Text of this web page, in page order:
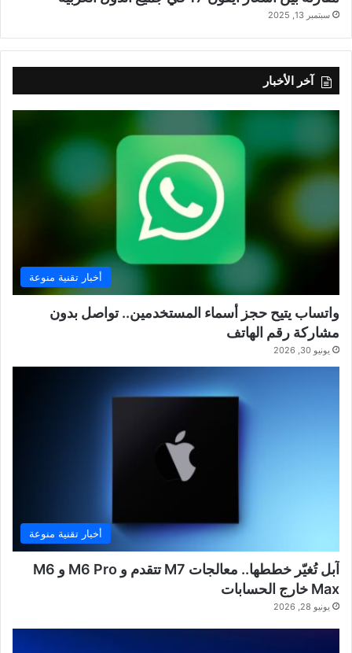
سبتمبر 13, 2025
آخر الأخبار
أخبار تقنية منوعة
واتساب يتيح حجز أسماء المستخدمين.. تواصل بدون
مشاركة رقم الهاتف
يونيو 30, 2026
أخبار تقنية منوعة
آبل تُغيّر خططها.. معالجات M7 تتقدم و M6 Pro و M6
Max خارج الحسابات
يونيو 28, 2026